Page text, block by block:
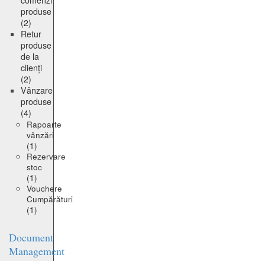
produse
(2)
Retur
produse
de la
clienți
(2)
Vânzare
produse
(4)
Rapoarte
vânzări
(1)
Rezervare
stoc
(1)
Vouchere
Cumpărături
(1)
Document
Management